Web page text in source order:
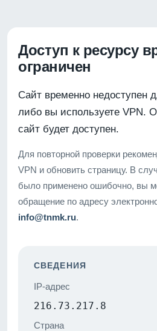
Доступ к ресурсу
ограничен
Сайт временно недоступен
либо вы используете VPN.
сайт будет доступен.
Для повторной проверки
VPN и обновить страницу. В
было применено ошибочно, вы
обращение по адресу
info@tnmk.ru.
СВЕДЕНИЯ
IP-адрес
216.73.217.8
Страна